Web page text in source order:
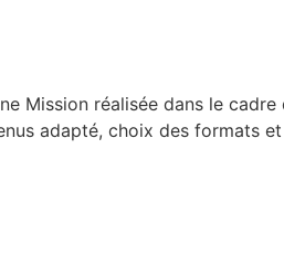
Mission réalisée dans le cadre
adapté, choix des formats